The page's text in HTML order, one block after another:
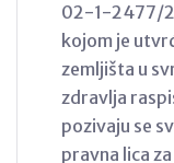
02-1-2477/
kojom je
zemljišta u
zdravlja
pozivaju se
pravna lica